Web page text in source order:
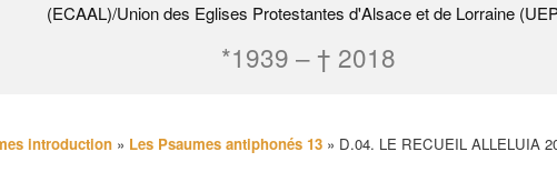
(ECAAL)/Union des Eglises Protestantes d'Alsace et de Lorraine
*1939 – † 2018
introduction » Les Psaumes antiphonés 13 » D.04. LE RECUEIL ALLELUIA